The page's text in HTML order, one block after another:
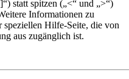
statt spitzen („<“ und „>“)
Informationen zu
Hilfe-Seite, die von
aus zugänglich ist.